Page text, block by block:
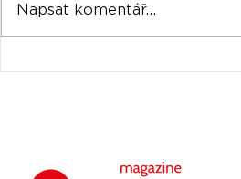
Napsat komentář...